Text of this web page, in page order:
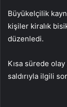
Büyükelçilik
kişiler kiralık
düzenledi.
Kısa sürede
saldırıyla ilgili